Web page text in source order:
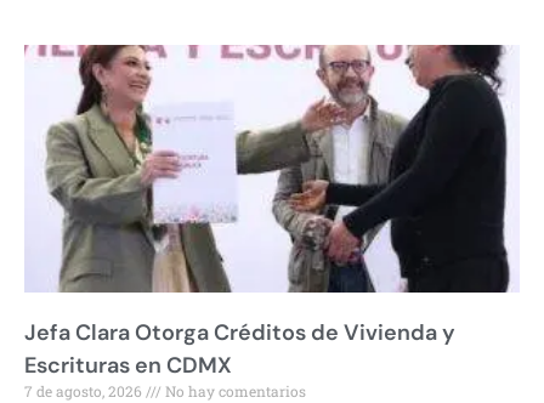
Jefa Clara Otorga Créditos de Vivienda y
Escrituras en CDMX
7 de agosto, 2026 No hay comentarios